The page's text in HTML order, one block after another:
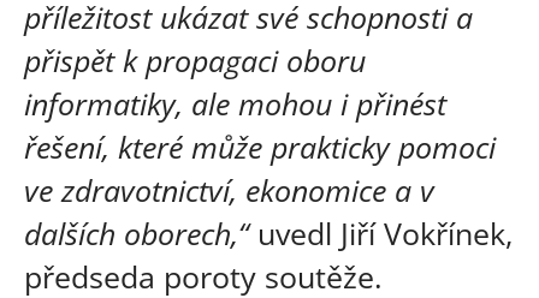
příležitost ukázat své schopnosti a
přispět k propagaci oboru
informatiky, ale mohou i přinést
řešení, které může prakticky pomoci
ve zdravotnictví, ekonomice a v
dalších oborech,“uvedl Jiří Vokřínek,
předseda poroty soutěže.